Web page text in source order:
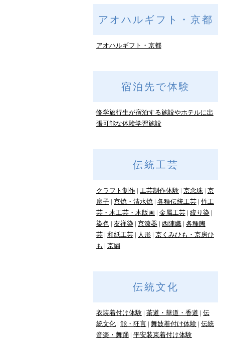
アオハルギフト・京都
アオハルギフト・京都
宿泊先で体験
修学旅行生が宿泊する施設やホテルに出
張可能な体験学習施設
伝統工芸
クラフト制作 工芸制作体験 京念珠 京
扇子 京焼・清水焼 各種伝統工芸 竹工
芸・木工芸・木版画 金属工芸 絞り染
染色 友禅染 京漆器 西陣織 各種陶
芸 和紙工芸 人形 京くみひも・京房ひ
も
京繍
伝統文化
衣装着付け体験 茶道・華道・香道
伝
統文化 能・狂言 舞妓着付け体験 伝統
音楽・舞踊 平安装束着付け体験